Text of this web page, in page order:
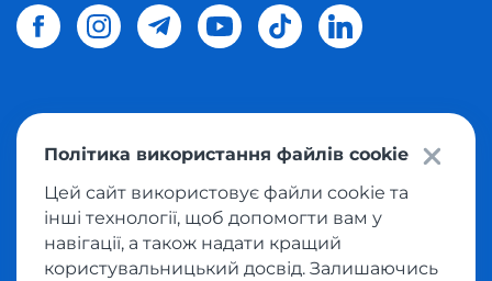
магазинів світу в Україну.Всі права захищені
Політика конфіденційності
Публічна оферта
Політика використання файлів cookie
Цей сайт використовує файли cookie та
інші технології, щоб допомогти вам у
навігації, а також надати кращий
користувальницький досвід. Залишаючись